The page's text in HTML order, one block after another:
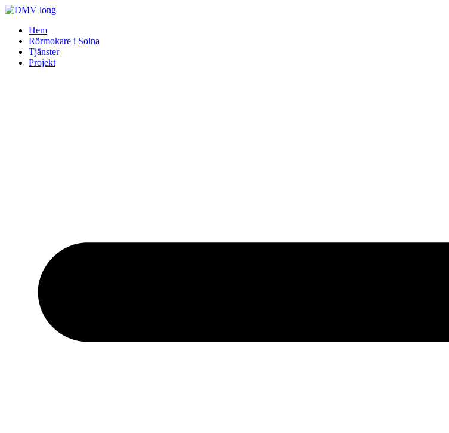
Skip
contentHem
Rörmokare i Solna
Tjänster
Projekt